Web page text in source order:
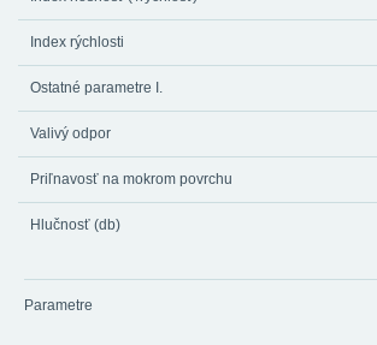
Index rýchlosti
Ostatné parametre I.
Valivý odpor
Priľnavosť na mokrom povrchu
Hlučnosť (db)
Parametre